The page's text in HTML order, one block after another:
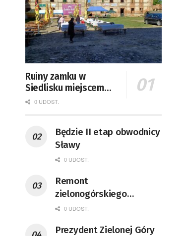
Ruiny zamku w
Siedlisku miejscem
święta plonów
0 UDOST.
Będzie II etap obwodnicy
Sławy
0 UDOST.
Remont
zielonogórskiego
deptaka zgodnie z
0 UDOST.
Prezydent Zielonej Góry